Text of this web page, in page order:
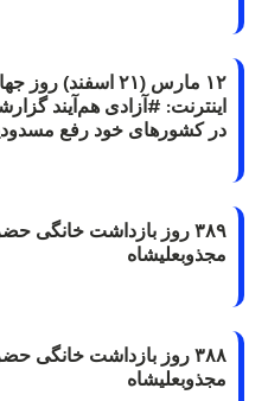
۱۲ مارس (۲۱
در کشورهای خود رفع
۳۸۹ روز بازداشت خانگی
مجذوبعلیشاه
۳۸۸ روز بازداشت خانگی
مجذوبعلیشاه